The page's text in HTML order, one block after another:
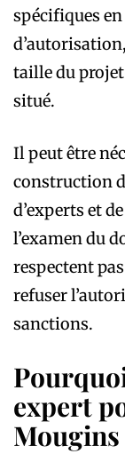
spécifiques
taille du
situé.
Il peut être
construction
d’experts et
l’examen du
respectent
refuser
sanctions.
expert
Mougins